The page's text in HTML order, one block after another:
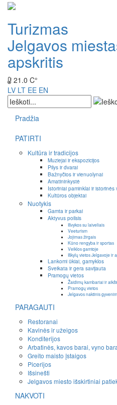
Turizmas
Jelgavos
apskritis
21.0 C°
LV LT EE EN
Pradžia
PATIRTI
Kultūra ir tradicijos
Muziejai ir ekspozicijos
Pilys ir dvarai
Bažnyčios ir vienuolynai
Amatininkystė
Istoriniai paminklai ir istorinės
Kultūros objektai
Nuotykis
Gamta ir parkai
Aktyvus poilsis
Išvykos su laiveliais
Veeturism
Jojimas žirgais
Kūno rengyba ir sportas
Veiklos gamtoje
Iškylų vietos Jelgavoje ir
Lankomi ūkiai, gamyklos
Sveikata ir gera savijauta
Pramogų vietos
Žaidimų kambariai ir
Pramogų vietos
Jelgavos naktinis
PARAGAUTI
Restoranai
Kavinės ir užeigos
Konditerijos
Arbatinės, kavos barai, vyno
Greito maisto įstaigos
Picerijos
Išsinešti
Jelgavos miesto išskirtiniai
NAKVOTI